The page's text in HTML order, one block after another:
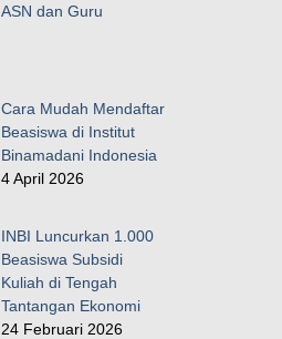
ASN dan Guru
Cara Mudah Mendaftar
Beasiswa di Institut
Binamadani Indonesia
4 April 2026
INBI Luncurkan 1.000
Beasiswa Subsidi
Kuliah di Tengah
Tantangan Ekonomi
24 Februari 2026